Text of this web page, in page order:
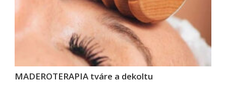
MADEROTERAPIA tváre a dekoltu